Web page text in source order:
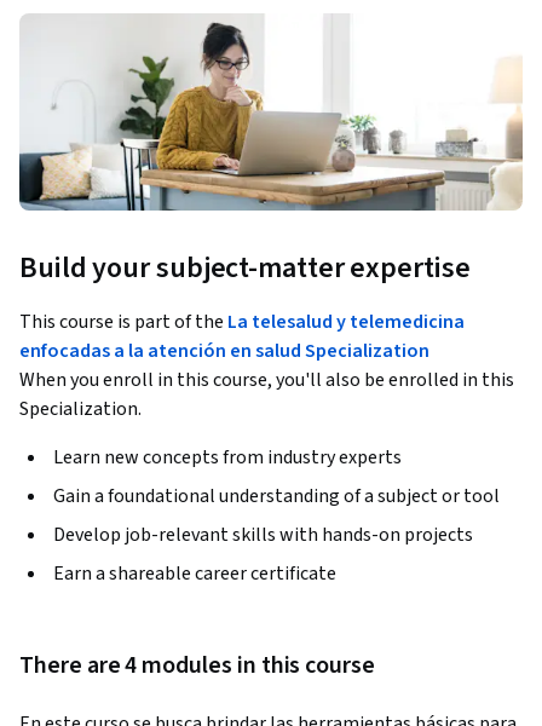
Build your subject-matter expertise
This course is part of the La telesalud y telemedicina
enfocadas a la atención en salud Specialization
When you enroll in this course, you'll also be enrolled in this
Specialization.
Learn new concepts from industry experts
Gain a foundational understanding of a subject or tool
Develop job-relevant skills with hands-on projects
Earn a shareable career certificate
There are 4 modules in this course